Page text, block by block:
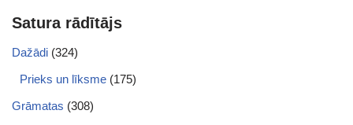
Satura rādītājs
Dažādi (324)
Prieks un līksme (175)
Grāmatas (308)